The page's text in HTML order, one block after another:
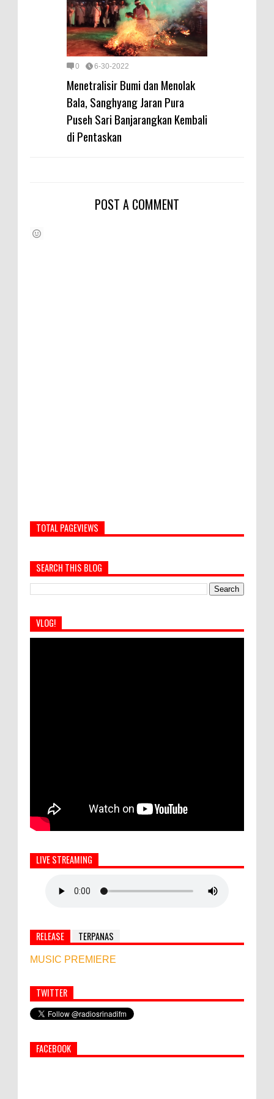
0 6-30-2022
Menetralisir Bumi dan Menolak
Bala, Sanghyang Jaran Pura
Puseh Sari Banjarangkan Kembali
di Pentaskan
POST A COMMENT
TOTAL PAGEVIEWS
SEARCH THIS BLOG
VLOG!
LIVE STREAMING
RELEASE TERPANAS
MUSIC PREMIERE
Simbol Persahabatan, RI Bangun Islamic Centre di
Afghanistan
PEMKAB KLUNGKUNG GELAR PASAR
TWITTER
FACEBOOK